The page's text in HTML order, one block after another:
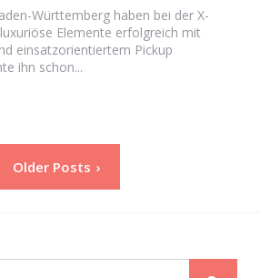
Württemberg haben bei der X-
Elemente erfolgreich mit
einsatzorientiertem Pickup
ihn schon...
Older Posts